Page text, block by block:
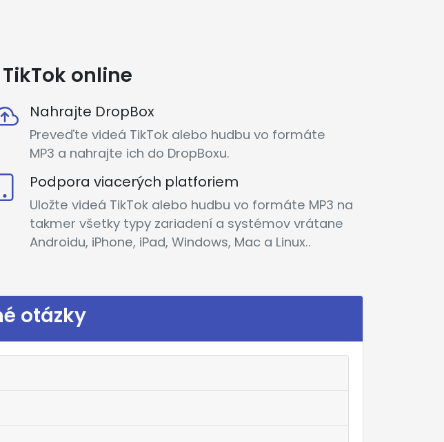
online
Nahrajte DropBox
Preveďte videá TikTok alebo hudbu vo formáte
MP3 a nahrajte ich do DropBoxu.
Podpora viacerých platforiem
Uložte videá TikTok alebo hudbu vo formáte MP3 na
takmer všetky typy zariadení a systémov vrátane
Androidu, iPhone, iPad, Windows, Mac a Linux..
otázky